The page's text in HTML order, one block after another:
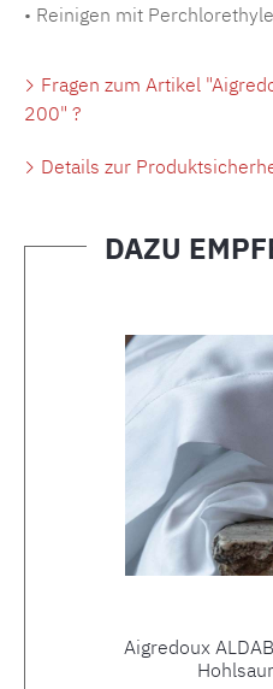
• Reinigen mit
Fragen zum Artikel
200" ?
Details zur
DAZU
Aigredoux